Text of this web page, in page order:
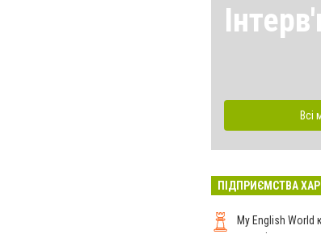
Всі
ПІДПРИЄМСТВА
My English World